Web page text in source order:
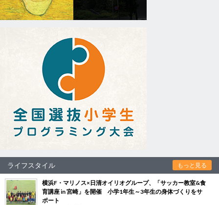
ライフスタイル もっと見る
横浜F・マリノス×日清オイリオグループ、「サッカー教室&食
育講座 in 宮崎」を開催 小学1年生～3年生の身体づくりをサ
ポート